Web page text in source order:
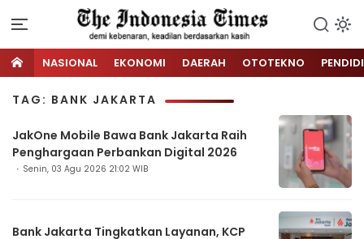
NASIONAL EKONOMI DAERAH OTOTEKNO
TAG: BANK JAKARTA
JakOne Mobile Bawa Bank Jakarta Raih
Penghargaan Perbankan Digital 2026
Senin, 03 Agu 2026 21:02 WIB
Bank Jakarta Tingkatkan Layanan, KCP